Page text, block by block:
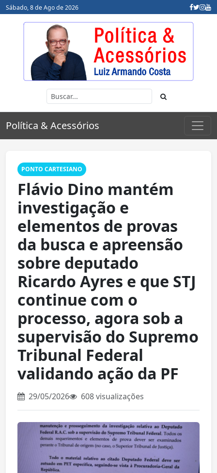
Sábado, 8 de Ago de 2026
Política & Acessórios
PONTO CARTESIANO
Flávio Dino mantém
investigação e
elementos de provas
da busca e apreensão
sobre deputado
Ricardo Ayres e que STJ
continue com o
processo, agora sob a
supervisão do Supremo
Tribunal Federal
validando ação da PF
29/05/2026 608 visualizações